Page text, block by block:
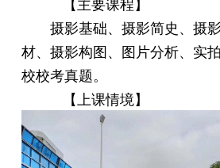
摄影基础、摄影简史、摄
材、摄影构图、图片分析、实
校校考真题。
【上课情境】